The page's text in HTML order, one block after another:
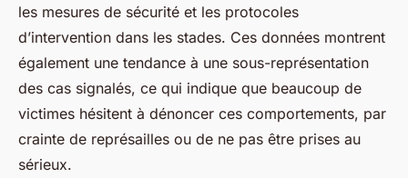
les mesures de sécurité et les protocoles
d’intervention dans les stades. Ces données montrent
également une tendance à une sous-représentation
des cas signalés, ce qui indique que beaucoup de
victimes hésitent à dénoncer ces comportements, par
crainte de représailles ou de ne pas être prises au
sérieux.